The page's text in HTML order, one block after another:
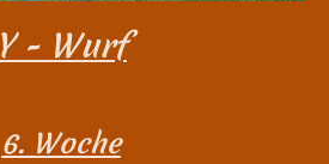
Y - Wurf
6. Woche